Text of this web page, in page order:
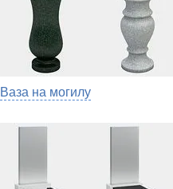
Ваза на могилу